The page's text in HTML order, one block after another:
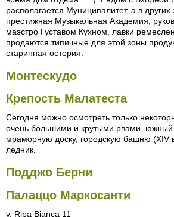
располагается Муниципалитет, а в
престижная Музыкальная Академия,
маэстро Густавом Кухном, лавки
продаются типичные для этой зоны
старинная остерия.
Монтескудо
Крепость Малатеста
Сегодня можно осмотреть только
очень большими и крутыми рвами, южный
мраморную доску, городскую башню (XIV
ледник.
Подджо Берни
Палаццо Маркосанти
v. Ripa Bianca 11